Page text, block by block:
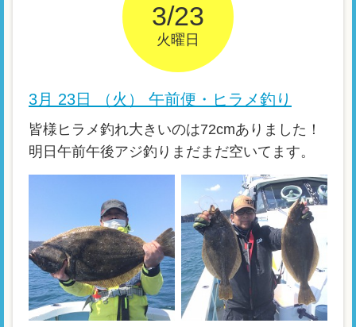
3/23
火曜日
3月 23日 （火） 午前便・ヒラメ釣り
皆様ヒラメ釣れ大きいのは72cmありました！
明日午前午後アジ釣りまだまだ空いてます。